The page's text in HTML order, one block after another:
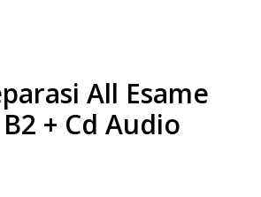
All Esame
+ Cd Audio